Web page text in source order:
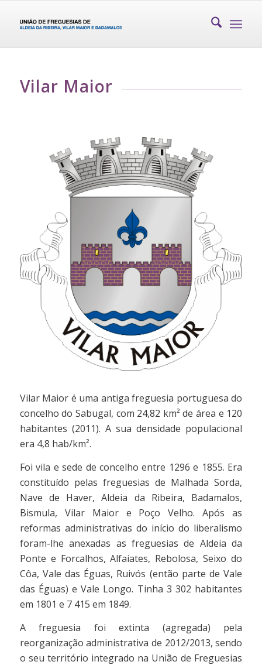
Vilar Maior
Vilar Maior é uma antiga freguesia portuguesa do
concelho do Sabugal, com 24,82 km² de área e 120
habitantes (2011). A sua densidade populacional
era 4,8 hab/km².
Foi vila e sede de concelho entre 1296 e 1855. Era
constituído pelas freguesias de Malhada Sorda,
Nave de Haver, Aldeia da Ribeira, Badamalos,
Bismula, Vilar Maior e Poço Velho. Após as
reformas administrativas do início do liberalismo
foram-lhe anexadas as freguesias de Aldeia da
Ponte e Forcalhos, Alfaiates, Rebolosa, Seixo do
Côa, Vale das Éguas, Ruivós (então parte de Vale
das Éguas) e Vale Longo. Tinha 3 302 habitantes
em 1801 e 7 415 em 1849.
A freguesia foi extinta (agregada) pela
reorganização administrativa de 2012/2013, sendo
o seu território integrado na União de Freguesias